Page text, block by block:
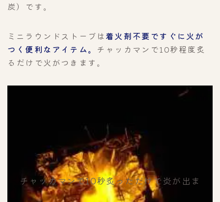
炭）です。
ミニラウンドストーブは 着火剤不要ですぐに火が
つく便利なアイテム。 チャッカマンで10秒程度炙
るだけで火がつきます。
チャッカマンで10秒炙っただけで炎が出ま